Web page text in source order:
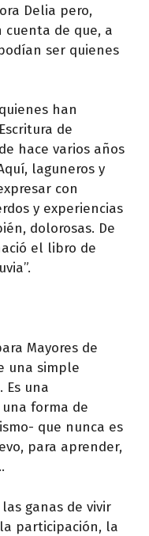
Delia pero,
cuenta de que, a
ser quienes
han
de
hace varios años
laguneros y
con
y experiencias
dolorosas. De
el libro de
Mayores de
una simple
Es una
forma de
que nunca es
para aprender,
ganas de vivir
participación, la